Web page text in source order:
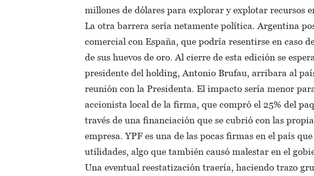
millones de dólares para explorar y explotar recursos
La otra barrera sería netamente política. Argentina
comercial con España, que podría resentirse en caso
de sus huevos de oro. Al cierre de esta edición se
presidente del holding, Antonio Brufau, arribara al
reunión con la Presidenta. El impacto sería menor
accionista local de la firma, que compró el 25% del
través de una financiación que se cubrió con las
empresa. YPF es una de las pocas firmas en el país
utilidades, algo que también causó malestar en el
Una eventual reestatización traería, haciendo trazo